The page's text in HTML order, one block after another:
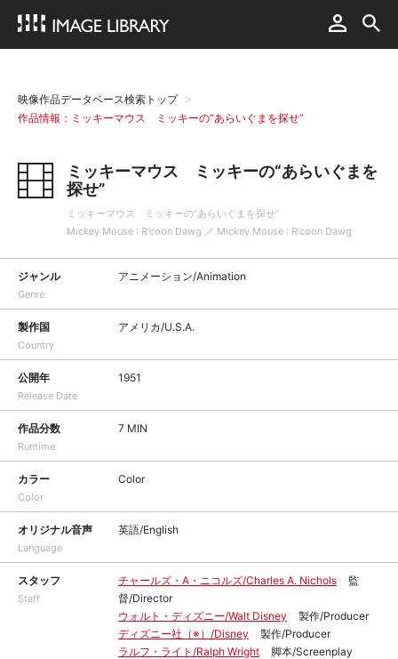
映像作品データベース検索トップ
作品情報：ミッキーマウス ミッキーの“あらいぐまを探せ”
ミッキーマウス ミッキーの“あらいぐまを
探せ”
ミッキーマウス ミッキーの“あらいぐまを探せ”
Mickey Mouse : R'coon Dawg ／ Mickey Mouse : R'coon Dawg
ジャンル
Genre
アニメーション/Animation
製作国
Country
アメリカ/U.S.A.
公開年
Release Date
1951
作品分数
Runtime
7 MIN
カラー
Color
Color
オリジナル音声
Language
英語/English
スタッフ
Staff
チャールズ・A・ニコルズ/Charles A. Nichols
監
督/Director
ウォルト・ディズニー/Walt Disney
製作/Producer
ディズニー社（※）/Disney
製作/Producer
ラルフ・ライト/Ralph Wright
脚本/Screenplay